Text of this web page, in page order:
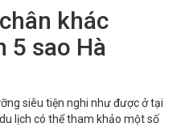
khác
5 sao Hà
siêu tiện nghi như được ở tại
lịch có thể tham khảo một số